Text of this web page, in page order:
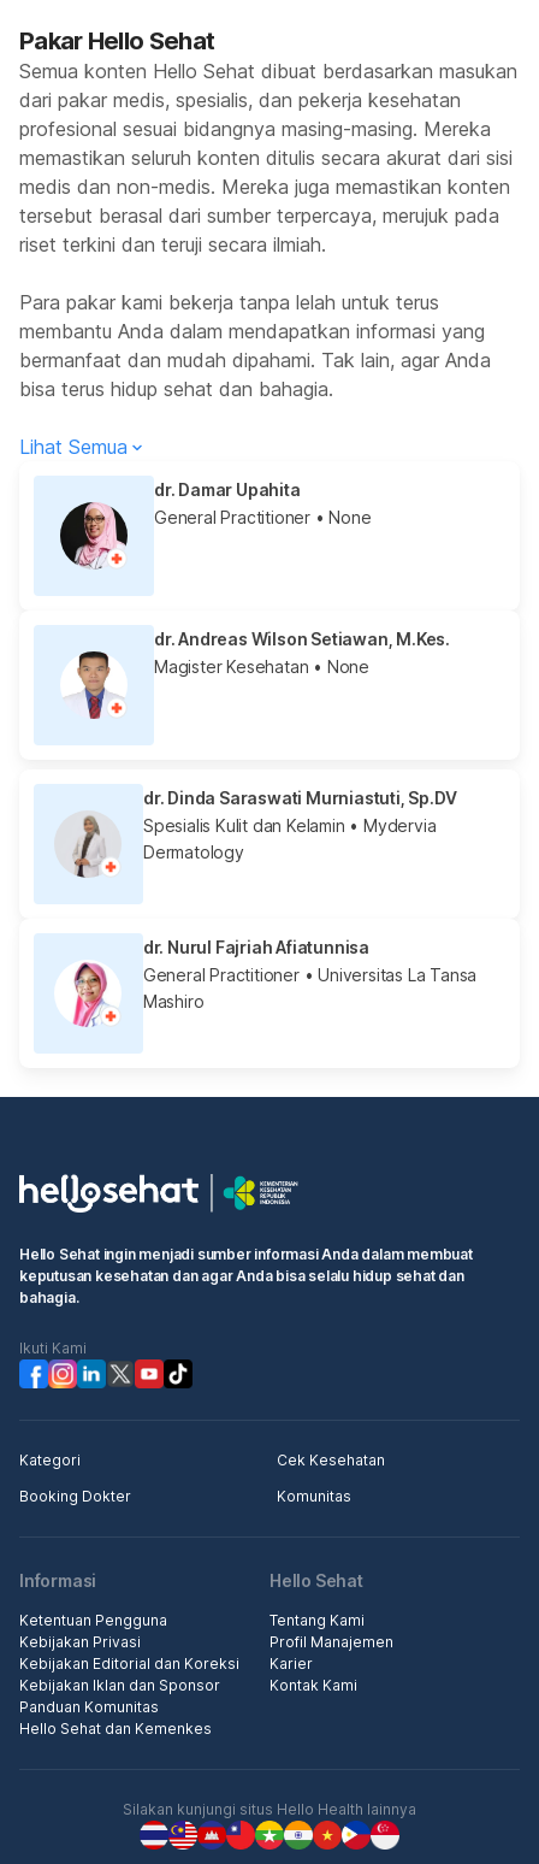
Pakar Hello Sehat
Semua konten Hello Sehat dibuat berdasarkan masukan
dari pakar medis, spesialis, dan pekerja kesehatan
profesional sesuai bidangnya masing-masing. Mereka
memastikan seluruh konten ditulis secara akurat dari sisi
medis dan non-medis. Mereka juga memastikan konten
tersebut berasal dari sumber terpercaya, merujuk pada
riset terkini dan teruji secara ilmiah.
Para pakar kami bekerja tanpa lelah untuk terus
membantu Anda dalam mendapatkan informasi yang
bermanfaat dan mudah dipahami. Tak lain, agar Anda
bisa terus hidup sehat dan bahagia.
Lihat Semua
dr. Damar Upahita
General Practitioner • None
dr. Andreas Wilson Setiawan, M.Kes.
Magister Kesehatan • None
dr. Dinda Saraswati Murniastuti, Sp.DV
Spesialis Kulit dan Kelamin • Mydervia
Dermatology
dr. Nurul Fajriah Afiatunnisa
General Practitioner• Universitas La Tansa
Mashiro
Hello Sehat ingin menjadi sumber informasi Anda dalam membuat
keputusan kesehatan dan agar Anda bisa selalu hidup sehat dan
bahagia.
Ikuti Kami
Kategori
Cek Kesehatan
Booking Dokter
Komunitas
Informasi
Ketentuan Pengguna
Kebijakan Privasi
Kebijakan Editorial dan Koreksi
Kebijakan Iklan dan Sponsor
Panduan Komunitas
Hello Sehat dan Kemenkes
Hello Sehat
Tentang Kami
Profil Manajemen
Karier
Kontak Kami
Silakan kunjungi situs Hello Health lainnya